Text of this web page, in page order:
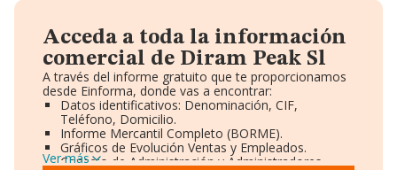
Acceda a toda la información
comercial de Diram Peak Sl
A través del informe gratuito que te proporcionamos
desde Einforma, donde vas a encontrar:
Datos identificativos: Denominación, CIF,
Teléfono, Domicilio.
Informe Mercantil Completo (BORME).
Gráficos de Evolución Ventas y Empleados.
Consejo de Administración y Administradores.
Ver más